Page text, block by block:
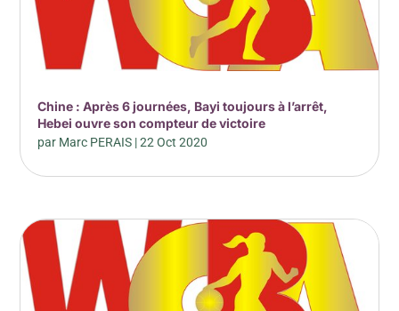
Chine : Après 6 journées, Bayi toujours à l’arrêt,
Hebei ouvre son compteur de victoire
par Marc PERAIS |22 Oct 2020